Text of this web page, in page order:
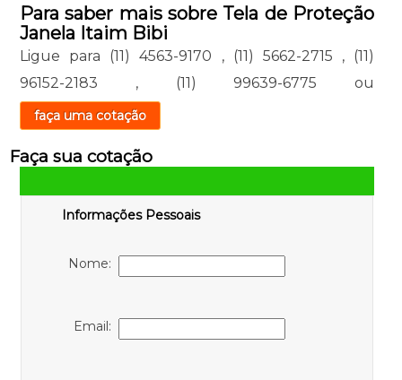
Para saber mais sobre Tela de Proteção
Janela Itaim Bibi
Ligue para (11) 4563-9170 , (11) 5662-2715 , (11)
96152-2183
, (11) 99639-6775 ou
faça uma cotação
Faça sua cotação
Informações Pessoais
Nome:
Email: